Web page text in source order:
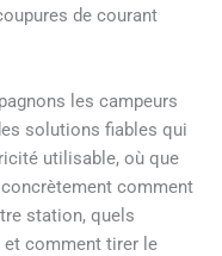
de courant
les campeurs
solutions fiables qui
utilisable, où que
comment
station, quels
et comment tirer le